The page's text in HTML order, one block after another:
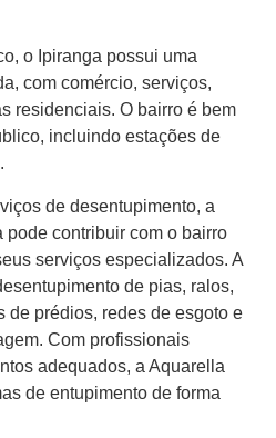
o Ipiranga possui uma
com comércio, serviços,
residenciais. O bairro é bem
incluindo estações de
de desentupimento, a
pode contribuir com o bairro
serviços especializados. A
de pias, ralos,
de prédios, redes de esgoto e
Com profissionais
adequados, a Aquarella
de entupimento de forma